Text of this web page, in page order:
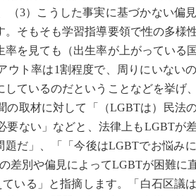
3）こうした事実に基づかない偏
そもそも学習指導要領で性の多様
を見ても（出生率が上がっている
ト率は1割程度で、周りにいない
ているのだということなどを挙げ
取材に対して「（LGBTは）民法
ない」などと、法律上もLGBTが
だ」、「「今後はLGBTでお悩み
差別や偏見によってLGBTが困難に
いる」と指摘します。「白石区議